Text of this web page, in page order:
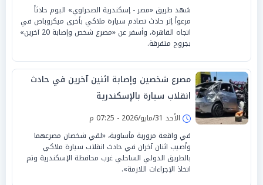
شهد طريق «مصر - إسكندرية الصحراوي» اليوم حادثاً
مرعواً إثر حادث تصادم سيارة ملاكي بأخرى ميكروباص في
اتجاه القاهرة، وأسفر عن «مصرع شخص وإصابة 20 آخرين»
بجروح متفرقة.
مصرع شخصين وإصابة اثنين آخرين في حادث
انقلاب سيارة بالإسكندرية
الأحد 31/مايو/2026 - 07:25 م
في واقعة مرورية مأساوية، «لقي شخصان مصرعهما
وأصيب اثنان آخران في حادث انقلاب سيارة ملاكي
بالطريق الدولي الساحلي غرب محافظة الإسكندرية وتم
اتخاذ الإجراءات اللازمة».